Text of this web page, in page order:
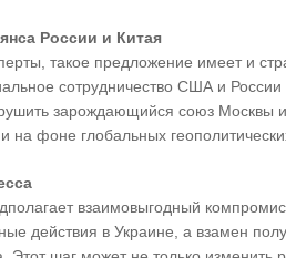
России и Китая
такое предложение имеет и
сотрудничество США и России
зарождающийся союз Москвы
на фоне глобальных
взаимовыгодный
действия в Украине, а взамен